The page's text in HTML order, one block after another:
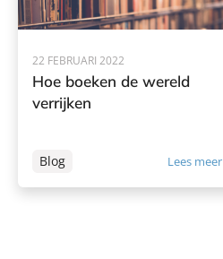
22 FEBRUARI 2022
Hoe boeken de wereld
verrijken
Blog Lees meer